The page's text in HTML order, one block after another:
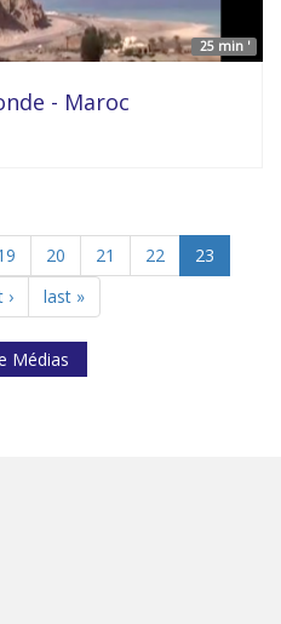
25 min '
- Maroc
20 21 22
23
› last »
Médias